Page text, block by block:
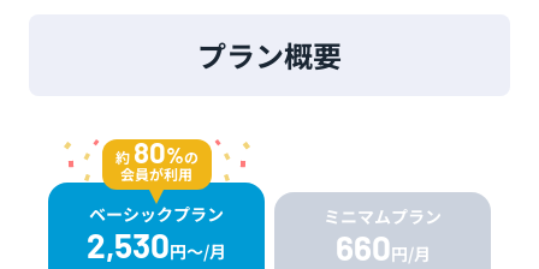
プラン概要
ベーシックプラン
2,530円〜/月
約 80%の
会員が利用
ミニマムプラン
660円/月